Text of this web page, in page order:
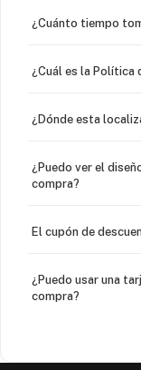
¿Cuánto tiempo
¿Cuál es la Política
¿Dónde esta
¿Puedo ver el
compra?
El cupón de
¿Puedo usar una
compra?